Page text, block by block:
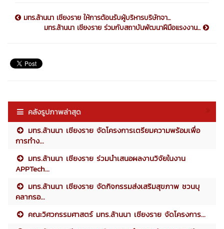
มทร.ล้านนา เชียงราย ให้การต้อนรับผู้บริหารบริษัทจา...
มทร.ล้านนา เชียงราย ร่วมกับสถาบันพัฒนาฝีมือแรงงาน...
คลังรูปภาพล่าสุด
มทร.ล้านนา เชียงราย จัดโครงการเตรียมความพร้อมเพื่อ
การทำง...
มทร.ล้านนา เชียงราย ร่วมนำเสนอผลงานวิจัยในงาน
APPTech...
มทร.ล้านนา เชียงราย จัดกิจกรรมส่งเสริมสุขภาพ ชวนบุ
คลากรอ...
คณะวิศวกรรมศาสตร์ มทร.ล้านนา เชียงราย จัดโครงการ...